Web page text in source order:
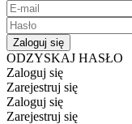
Zaloguj się
ODZYSKAJ HASŁO
Zaloguj się
Zarejestruj się
Zaloguj się
Zarejestruj się